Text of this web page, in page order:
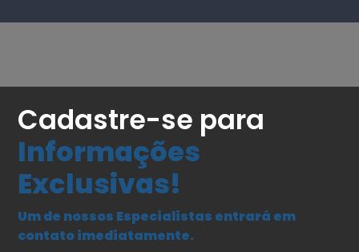
Cadastre-se para
Informações
Exclusivas!
Um de nossos Especialistas entrará em
contato imediatamente.